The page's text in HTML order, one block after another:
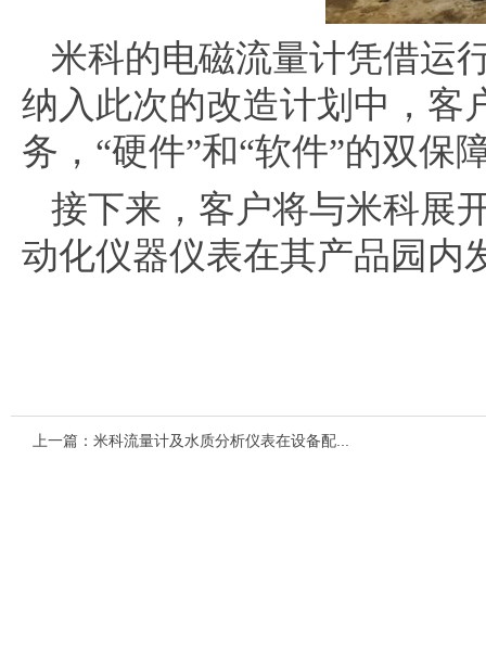
米科的电磁流量计凭借运
纳入此次的改造计划中，客
务，“硬件”和“软件”的双保
接下来，客户将与米科展
动化仪器仪表在其产品园内
上一篇： 米科流量计及水质分析仪表在设备配...